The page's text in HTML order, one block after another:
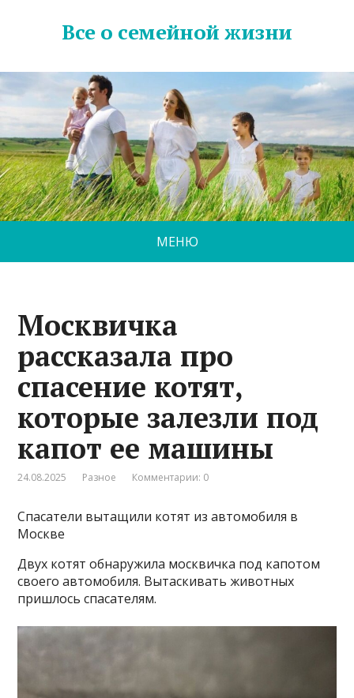
Все о семейной жизни
МЕНЮ
Москвичка
рассказала про
спасение котят,
которые залезли под
капот ее машины
24.08.2025 Разное Комментарии: 0
Спасатели вытащили котят из автомобиля в
Москве
Двух котят обнаружила москвичка под капотом
своего автомобиля. Вытаскивать животных
пришлось спасателям.